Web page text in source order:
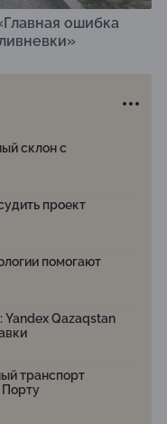
ошибка
склон с
проект
помогают
Qazaqstan
транспорт